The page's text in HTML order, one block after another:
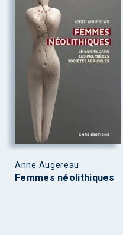
Anne Augereau
Femmes néolithiques